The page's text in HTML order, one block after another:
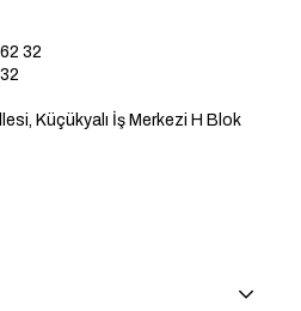
32
Küçükyalı İş Merkezi H Blok